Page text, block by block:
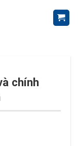
chính